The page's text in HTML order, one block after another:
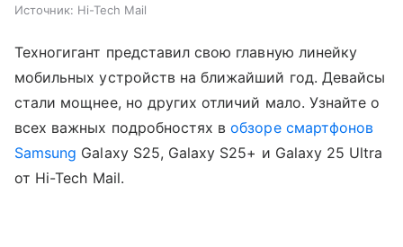
Источник: Hi-Tech Mail
Техногигант представил свою главную линейку
мобильных устройств на ближайший год. Девайсы
стали мощнее, но других отличий мало. Узнайте о
всех важных подробностях вобзоре смартфонов
Samsung Galaxy S25, Galaxy S25+ и Galaxy 25 Ultra
от Hi-Tech Mail.